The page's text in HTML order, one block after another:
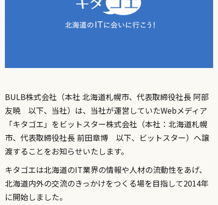
BULB株式会社（本社 北海道札幌市、代表取締役社長 阿部
友暁 以下、当社）は、当社が運営していたWebメディア
「キタゴエ」をビットスター株式会社（本社：北海道札幌
市、代表取締役社長 前田章博 以下、ビットスター）へ譲
渡することをお知らせいたします。
キタゴエは北海道のIT業界の情報や人材の流動性をあげ、
北海道内外の交流のきっかけをつくる場を目指して2014年
に開始しました。